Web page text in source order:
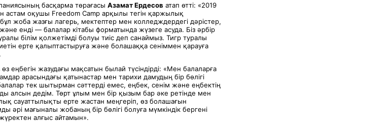
басқарма төрағасы Азамат Ердесов атап өтті: «2019
астам оқушы Freedom Camp арқылы тегін қаржылық
жоба жазғы лагерь, мектептер мен колледждердегі дәрістер,
енді — балалар кітабы форматында жүзеге асуда. Біз әрбір
білім қолжетімді болуы тиіс деп санаймыз. Тигр туралы
ерте қалыптастыруға және болашаққа сеніммен қарауға
өз еңбегін жазудағы мақсатын былай түсіндірді: «Мен балаларға
арасындағы қатынастар мен тарихи дамудың бір бөлігі
тек шытырман сәттерді емес, еңбек, сенім және еңбектің
алсын дедім. Төрт ұлым мен бір қызым бар әке ретінде мен
сауаттылықты ерте жастан меңгеріп, өз болашағын
әрі мағыналы жобаның бір бөлігі болуға мүмкіндік бергені
алғыс айтамын».